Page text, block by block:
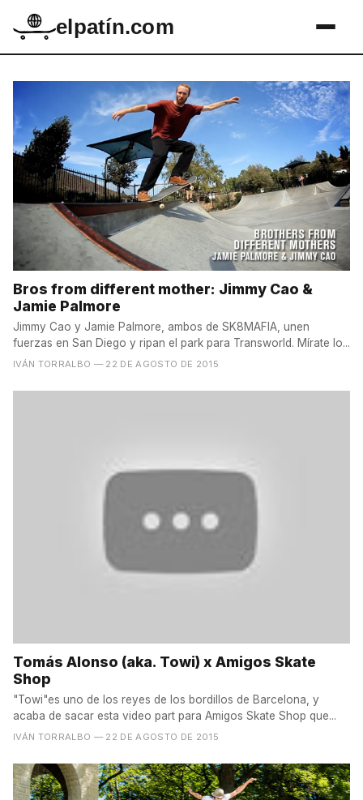
elpatín.com
Bros from different mother: Jimmy Cao &
Jamie Palmore
Jimmy Cao y Jamie Palmore, ambos de SK8MAFIA, unen
fuerzas en San Diego y ripan el park para Transworld. Mírate lo...
IVÁN TORRALBO — 22 DE AGOSTO DE 2015
Tomás Alonso (aka. Towi) x Amigos Skate
Shop
"Towi"es uno de los reyes de los bordillos de Barcelona, y
acaba de sacar esta video part para Amigos Skate Shop que...
IVÁN TORRALBO — 22 DE AGOSTO DE 2015